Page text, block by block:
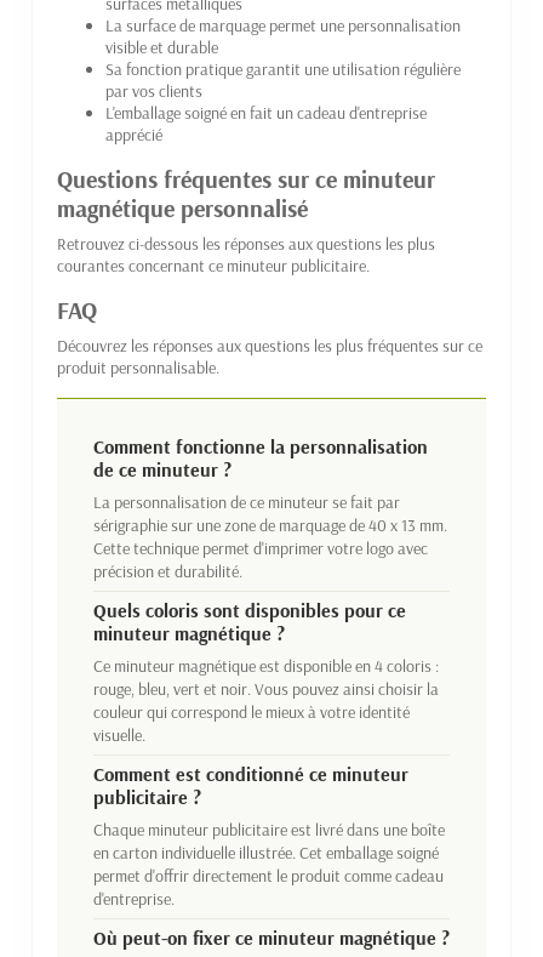
La surface de marquage permet une personnalisation
visible et durable
Sa fonction pratique garantit une utilisation régulière
par vos clients
L'emballage soigné en fait un cadeau d'entreprise
apprécié
Questions fréquentes sur ce minuteur
magnétique personnalisé
Retrouvez ci-dessous les réponses aux questions les plus
courantes concernant ce minuteur publicitaire.
FAQ
Découvrez les réponses aux questions les plus fréquentes sur ce
produit personnalisable.
Comment fonctionne la personnalisation
de ce minuteur ?
La personnalisation de ce minuteur se fait par
sérigraphie sur une zone de marquage de 40 x 13 mm.
Cette technique permet d'imprimer votre logo avec
précision et durabilité.
Quels coloris sont disponibles pour ce
minuteur magnétique ?
Ce minuteur magnétique est disponible en 4 coloris :
rouge, bleu, vert et noir. Vous pouvez ainsi choisir la
couleur qui correspond le mieux à votre identité
visuelle.
Comment est conditionné ce minuteur
publicitaire ?
Chaque minuteur publicitaire est livré dans une boîte
en carton individuelle illustrée. Cet emballage soigné
permet d'offrir directement le produit comme cadeau
d'entreprise.
Où peut-on fixer ce minuteur magnétique ?